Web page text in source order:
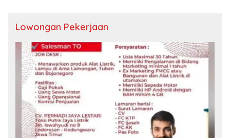
Lowongan Pekerjaan